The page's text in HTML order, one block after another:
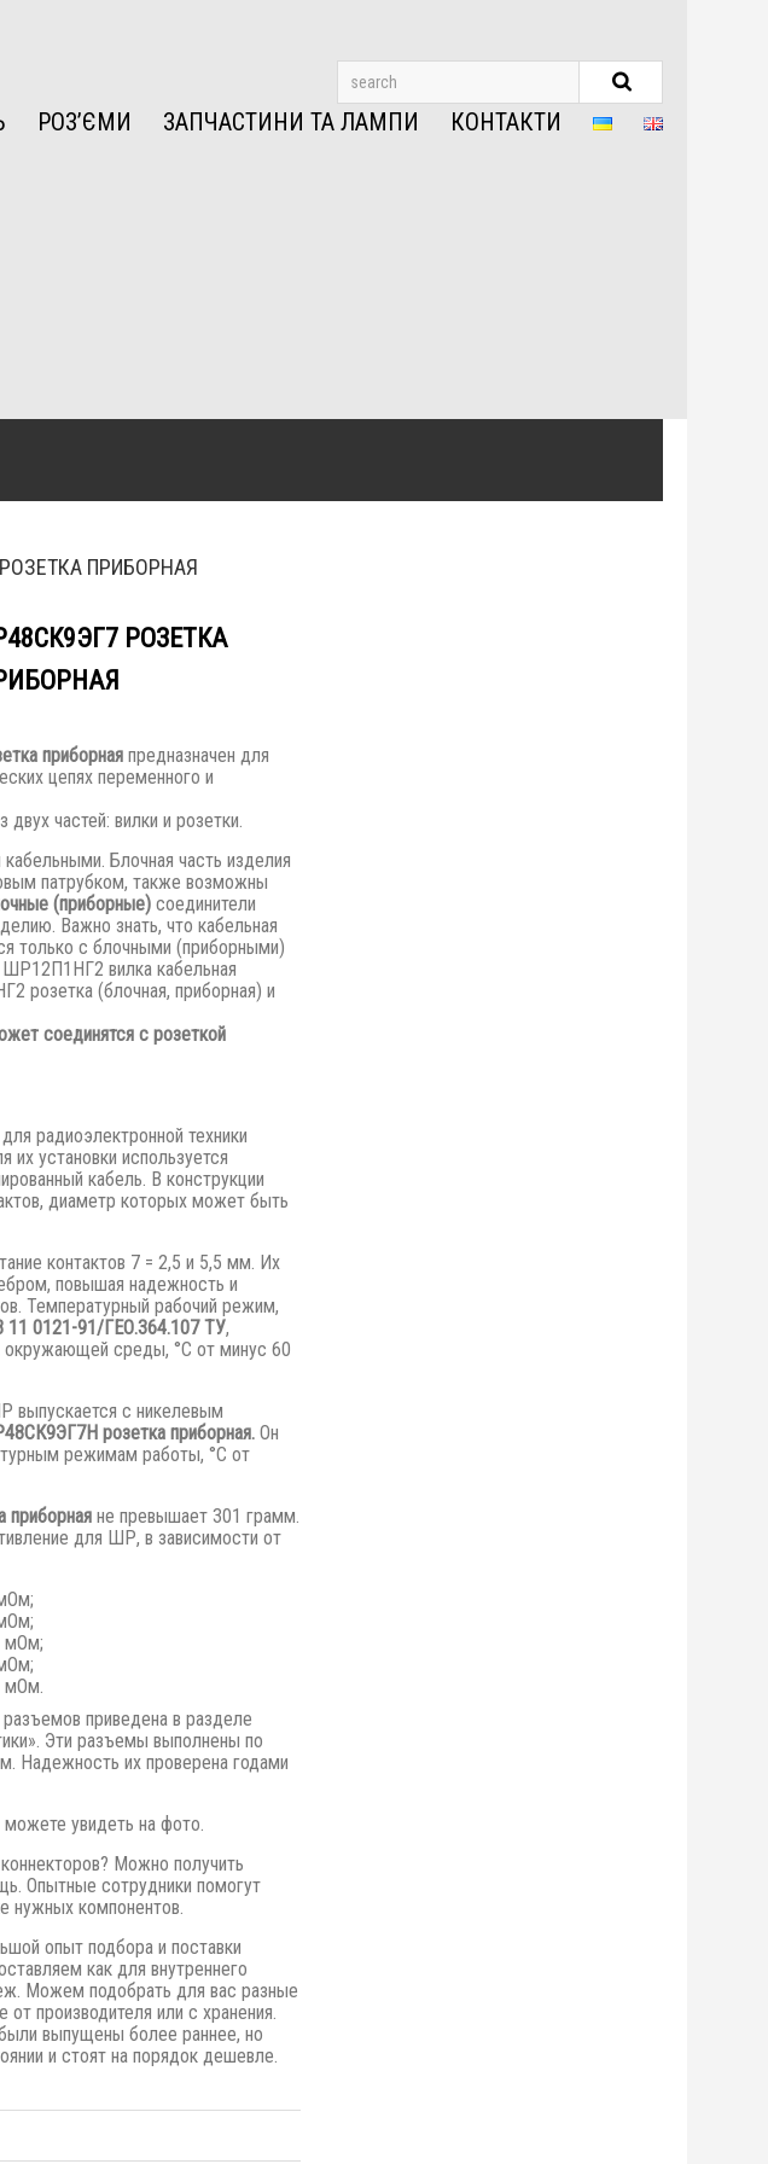
РОЗ’ЄМИ ЗАПЧАСТИНИ ТА ЛАМПИ КОНТАКТИ
ПРИБОРНАЯ
РОЗЕТКА
приборная предназначен для
цепях переменного и
частей: вилки и розетки.
Блочная часть изделия
патрубком, также возможны
(приборные) соединители
Важно знать, что кабельная
только с блочными (приборными)
вилка кабельная
розетка (блочная, приборная) и
соединятся с розеткой
радиоэлектронной техники
их установки используется
кабель. В конструкции
диаметр которых может быть
контактов 7 = 2,5 и 5,5 мм. Их
повышая надежность и
Температурный рабочий режим,
11 0121-91/ГЕО.364.107 ТУ,
окружающей среды, °С от минус 60
выпускается с никелевым
розетка приборная. Он
режимам работы, °С от
не превышает 301 грамм.
для ШР, в зависимости от
мОм;
мОм.
приведена в разделе
Эти разъемы выполнены по
Надежность их проверена годами
увидеть на фото.
Можно получить
Опытные сотрудники помогут
нужных компонентов.
опыт подбора и поставки
как для внутреннего
Можем подобрать для вас разные
производителя или с хранения.
выпущены более раннее, но
и стоят на порядок дешевле.